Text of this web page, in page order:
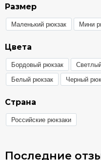
Размер
Маленький рюкзак Мини
Цвета
Бордовый рюкзак
Белый рюкзак
Черный
Страна
Российские рюкзаки
Последние